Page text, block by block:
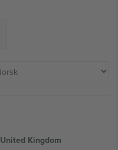
United Kingdom